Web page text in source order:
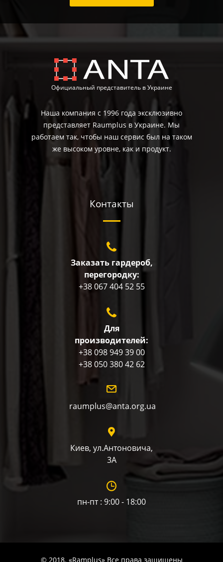
Официальный представитель в Украине
Наша компания с 1996 года эксклюзивно
представляет Raumplus в Украине. Мы
работаем так, чтобы наш сервис был на таком
же высоком уровне, как и продукт.
Контакты
Заказать гардероб,
перегородку:
+38 067 404 52 55
Для
производителей:
+38 098 949 39 00
+38 050 380 42 62
raumplus@anta.org.ua
Киев, ул.Антоновича,
3А
пн-пт : 9:00 - 18:00
© 2018. «Ramplus» Все права защищены